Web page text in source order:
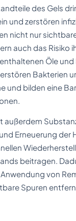
des Gels
und zerstören
nicht nur
auch das Risiko
Öle und
Bakterien
und bilden eine
außerdem
Erneuerung der
beitragen.
von
Spuren